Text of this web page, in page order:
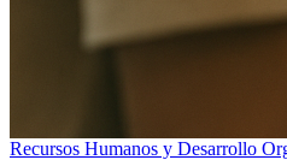
Recursos Humanos y Desarrollo